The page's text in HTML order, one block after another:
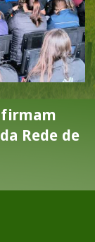
firmam
Rede de